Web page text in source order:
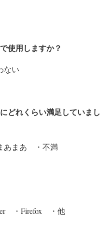
使用しますか？
ない
どれくらい満足していまし
あまあ ・不満
・Firefox ・他